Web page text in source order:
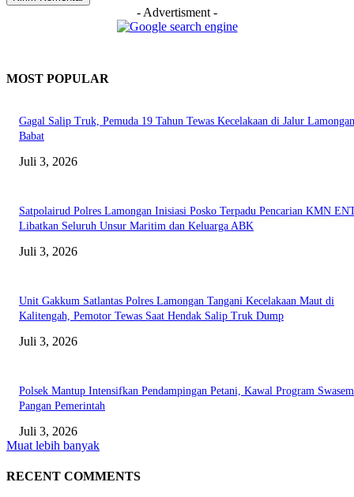
- Advertisment -
MOST POPULAR
Gagal Salip Truk, Pemuda 19 Tahun Tewas Kecelakaan di Jalur
Babat
Juli 3, 2026
Satpolairud Polres Lamongan Inisiasi Posko Terpadu Pencarian KMN
Libatkan Seluruh Unsur Maritim dan Keluarga ABK
Juli 3, 2026
Unit Gakkum Satlantas Polres Lamongan Tangani Kecelakaan Maut di
Kalitengah, Pemotor Tewas Saat Hendak Salip Truk Dump
Juli 3, 2026
Polsek Mantup Intensifkan Pendampingan Petani, Kawal Program
Pangan Pemerintah
Juli 3, 2026
Muat lebih banyak
RECENT COMMENTS